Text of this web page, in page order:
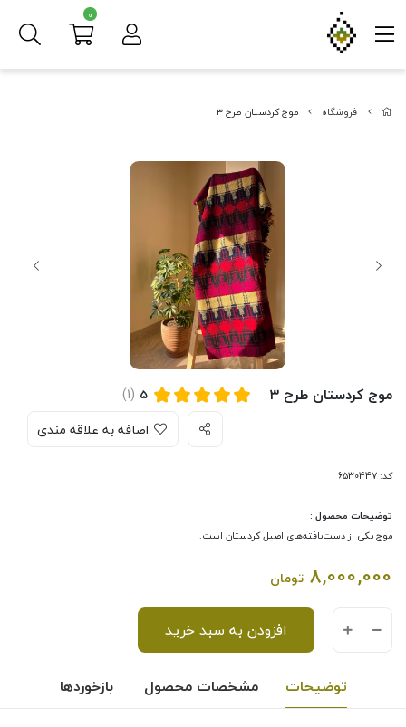
فروشگاه موج کردستان طرح ۳
موج کردستان طرح ۳ 5
(1)
اضافه به علاقه مندی
کد: 6530447
توضیحات محصول :
موج یکی از دست‌بافته‌های اصیل کردستان است.
8,000,000 تومان
افزودن به سبد خرید
توضیحات مشخصات محصول بازخوردها
0